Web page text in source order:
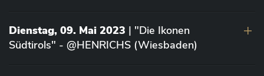
Dienstag, 09. Mai 2023 | "Die Ikonen
Südtirols" - @HENRICHS (Wiesbaden)